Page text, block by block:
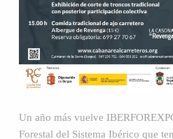
Un año más vuelve
Forestal del Sistema Ibérico que